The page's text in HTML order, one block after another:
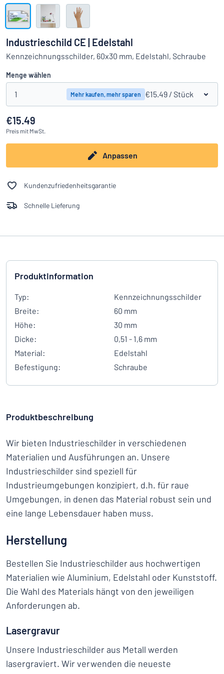
Das Gesuchte nicht gefunden? Schild hier entwerfen
Alle Kategorien anzeigen
Einloggen
Kundenservice
Privat
Industrieschild CE | Edelstahl
Kennzeichnungsschilder, 60x30 mm, Edelstahl, Schraube
Menge wählen
1 Mehr kaufen, mehr sparen €15.49 / Stück
€15.49
Preis mit MwSt.
Anpassen
Kundenzufriedenheitsgarantie
Schnelle Lieferung
Produktinformation
Typ:
Kennzeichnungsschilder
Breite:
60 mm
Höhe:
30 mm
Dicke:
0,51 - 1,6 mm
Material:
Edelstahl
Befestigung:
Schraube
Produktbeschreibung
Wir bieten Industrieschilder in verschiedenen
Materialien und Ausführungen an. Unsere
Industrieschilder sind speziell für
Industrieumgebungen konzipiert, d.h. für raue
Umgebungen, in denen das Material robust sein und
eine lange Lebensdauer haben muss.
Herstellung
Bestellen Sie Industrieschilder aus hochwertigen
Materialien wie Aluminium, Edelstahl oder Kunststoff.
Die Wahl des Materials hängt von den jeweiligen
Anforderungen ab.
Lasergravur
Unsere Industrieschilder aus Metall werden
lasergraviert. Wir verwenden die neueste